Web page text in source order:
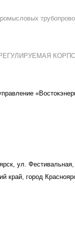
ул.
край, город